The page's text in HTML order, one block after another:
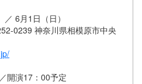
6月1日（日）
0239 神奈川県相模原市中央
開演17：00予定